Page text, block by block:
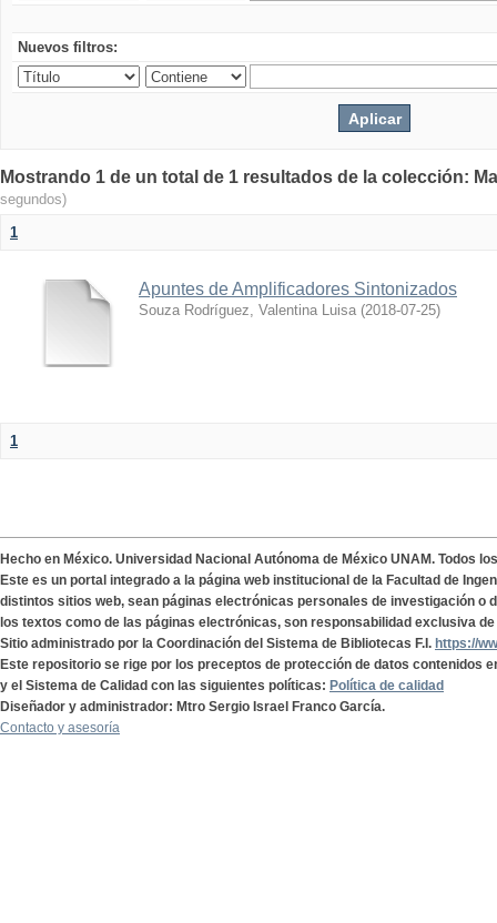
Nuevos filtros:
Mostrando 1 de un total de 1 resultados de la colección:
segundos)
1
Apuntes de Amplificadores Sintonizados
Souza Rodríguez, Valentina Luisa (2018-07-25)
1
Hecho en México. Universidad Nacional Autónoma de México UNAM. Todos
Este es un portal integrado a la página web institucional de la Facultad de
distintos sitios web, sean páginas electrónicas personales de investigación o
los textos como de las páginas electrónicas, son responsabilidad exclusiva
Sitio administrado por la Coordinación del Sistema de Bibliotecas F.I. https://
Este repositorio se rige por los preceptos de protección de datos contenidos
y el Sistema de Calidad con las siguientes políticas: Política de calidad
Diseñador y administrador: Mtro Sergio Israel Franco García.
Contacto y asesoría